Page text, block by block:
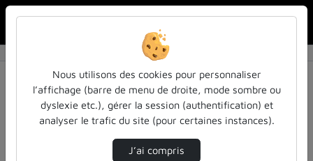
Résultats de la recherche
Filtres actifs (cliquer pour en retirer) :
Français
education
entendu-des-confs-a-ecouter
Nous utilisons des cookies pour personnaliser
l’affichage (barre de menu de droite, mode sombre ou
dyslexie etc.), gérer la session (authentification) et
analyser le trafic du site (pour certaines instances).
J’ai compris